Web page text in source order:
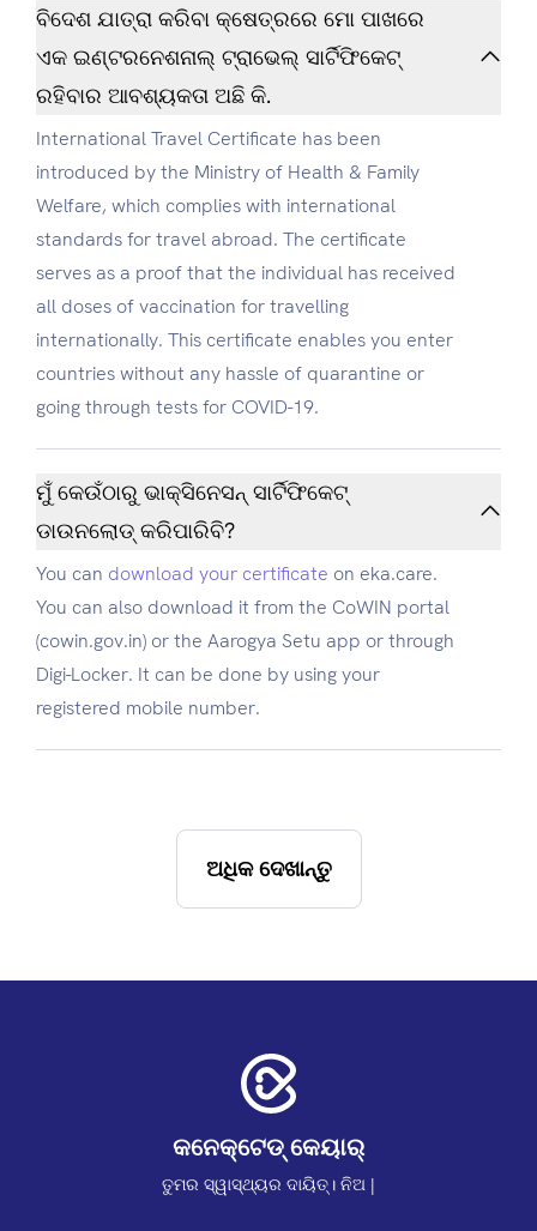
ବିଦେଶ ଯାତ୍ରା କରିବା କ୍ଷେତ୍ରରେ ମୋ ପାଖରେ
ଏକ ଇଣ୍ଟରନେଶନାଲ୍ ଟ୍ରାଭେଲ୍ ସାର୍ଟିଫିକେଟ୍
ରହିବାର ଆବଶ୍ୟକତା ଅଛି କି.
International Travel Certificate has been
introduced by the Ministry of Health & Family
Welfare, which complies with international
standards for travel abroad. The certificate
serves as a proof that the individual has received
all doses of vaccination for travelling
internationally. This certificate enables you enter
countries without any hassle of quarantine or
going through tests for COVID-19.
ମୁଁ କେଉଁଠାରୁ ଭାକ୍ସିନେସନ୍‍ ସାର୍ଟିଫିକେଟ୍
ଡାଉନଲୋଡ୍ କରିପାରିବି?
You can download your certificate on eka.care.
You can also download it from the CoWIN portal
(cowin.gov.in) or the Aarogya Setu app or through
Digi-Locker. It can be done by using your
registered mobile number.
ଅଧିକ ଦେଖାନ୍ତୁ
କନେକ୍ଟେଡ୍ କେୟାର୍
ତୁମର ସ୍ୱାସ୍ଥ୍ୟର ଦାୟିତ୍। ନିଅ |